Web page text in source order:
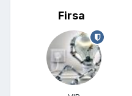
Firsa